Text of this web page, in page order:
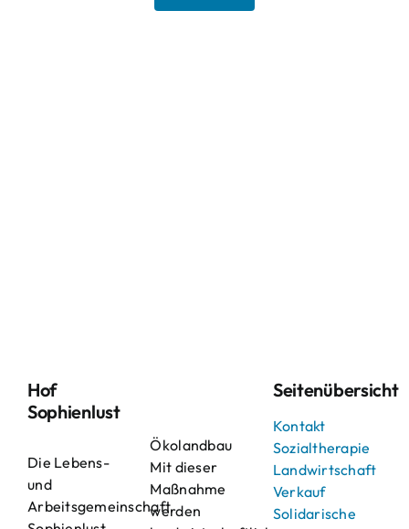
Hof
Sophienlust
Die Lebens-
und
Arbeitsgemeinschaft
Ökolandbau
Mit dieser
Maßnahme
werden
Seitenübersicht
Kontakt
Sozialtherapie
Landwirtschaft
Verkauf
Solidarische